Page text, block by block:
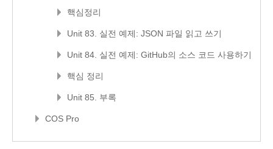
핵심정리
Unit 83. 실전 예제: JSON 파일 읽고 쓰기
Unit 84. 실전 예제: GitHub의 소스 코드 사용하기
핵심 정리
Unit 85. 부록
COS Pro